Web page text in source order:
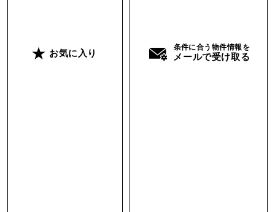
お気に入り
条件に合う物件情報を
メールで受け取る